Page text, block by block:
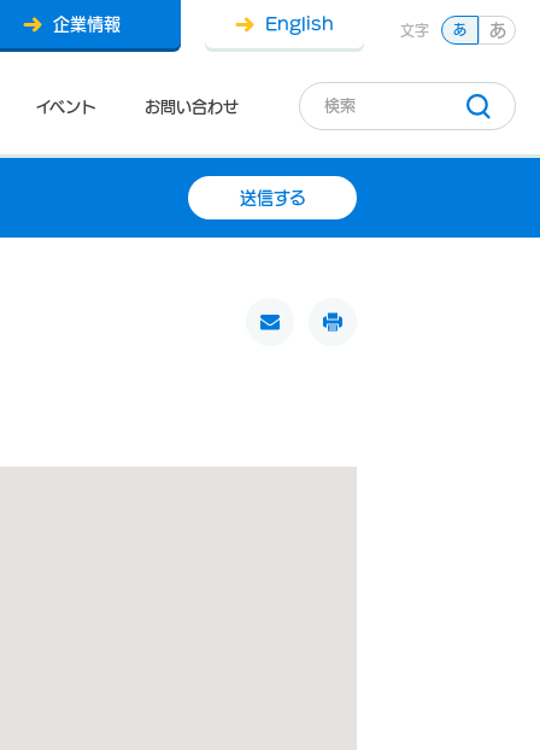
イベント お問い合わせ
企業情報 English 文字 あ あ
送信する